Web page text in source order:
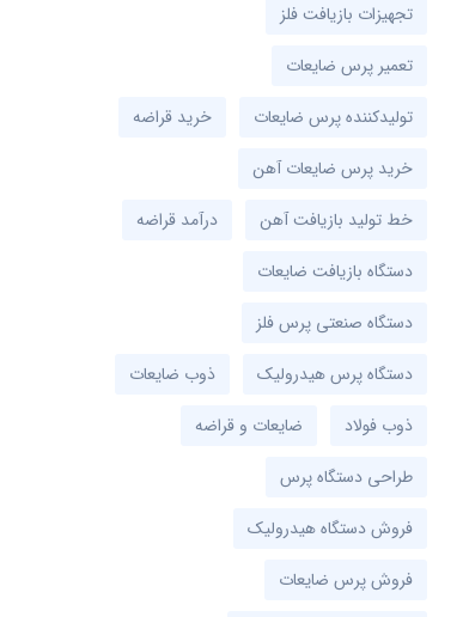
تجهیزات بازیافت فلز
تعمیر پرس ضایعات
تولیدکننده پرس ضایعات
خرید قراضه
خرید پرس ضایعات آهن
خط تولید بازیافت آهن
درآمد قراضه
دستگاه بازیافت ضایعات
دستگاه صنعتی پرس فلز
دستگاه پرس هیدرولیک
ذوب ضایعات
ذوب فولاد
ضایعات و قراضه
طراحی دستگاه پرس
فروش دستگاه هیدرولیک
فروش پرس ضایعات